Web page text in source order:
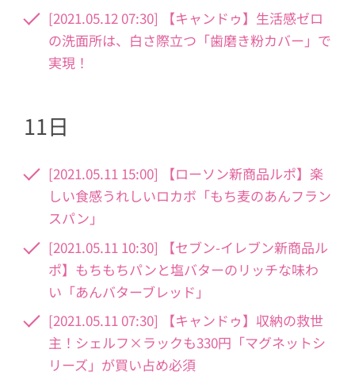
[2021.05.12 07:30] 【キャンドゥ】生活感ゼロ
の洗面所は、白さ際立つ「歯磨き粉カバー」で
実現！
11日
[2021.05.11 15:00] 【ローソン新商品ルポ】楽
しい食感うれしいロカボ「もち麦のあんフラン
スパン」
[2021.05.11 10:30] 【セブン-イレブン新商品ル
ポ】もちもちパンと塩バターのリッチな味わ
い「あんバターブレッド」
[2021.05.11 07:30] 【キャンドゥ】収納の救世
主！シェルフ×ラックも330円「マグネットシ
リーズ」が買い占め必須